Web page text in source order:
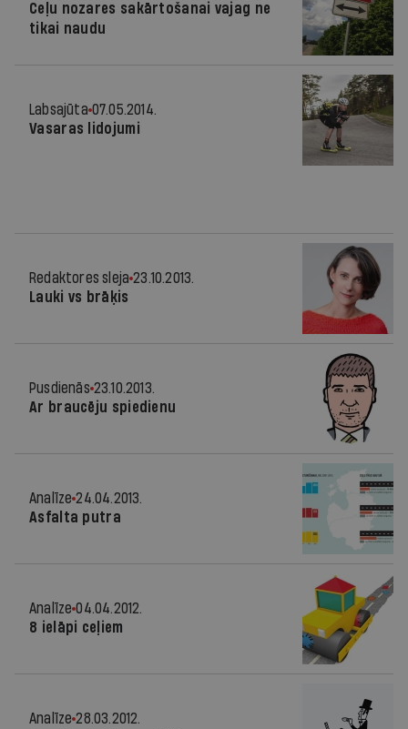
Ceļu nozares sakārtošanai vajag ne
tikai naudu
Labsajūta 07.05.2014.
Vasaras lidojumi
Redaktores sleja 23.10.2013.
Lauki vs brāķis
Pusdienās 23.10.2013.
Ar braucēju spiedienu
Analīze 24.04.2013.
Asfalta putra
Analīze 04.04.2012.
8 ielāpi ceļiem
Analīze 28.03.2012.